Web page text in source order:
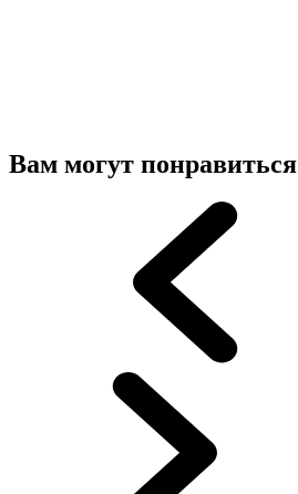
Вам могут понравиться